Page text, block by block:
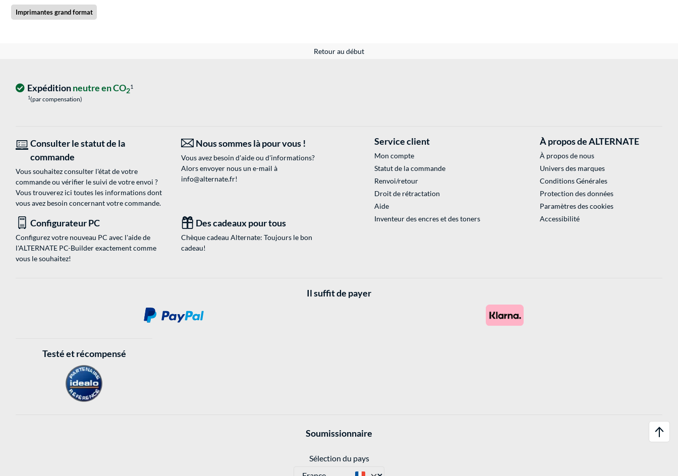
Imprimantes grand format
Retour au début
Expéditionneutre en CO21
1(par compensation)
Consulter le statut de la
commande
Vous souhaitez consulter l'état de votre
commande ou vérifier le suivi de votre envoi ?
Vous trouverez ici toutes les informations dont
vous avez besoin concernant votre commande.
Nous sommes là pour vous !
Vous avez besoin d'aide ou d'informations?
Alors envoyer nous un e-mail à
info@alternate.fr!
Configurateur PC
Configurez votre nouveau PC avec l'aide de
l'ALTERNATE PC-Builder exactement comme
vous le souhaitez!
Des cadeaux pour tous
Chèque cadeau Alternate: Toujours le bon
cadeau!
Service client
Mon compte
Statut de la commande
Renvoi/retour
Droit de rétractation
Aide
Inventeur des encres et des toners
À propos de ALTERNATE
À propos de nous
Univers des marques
Conditions Générales
Protection des données
Paramètres des cookies
Accessibilité
Il suffit de payer
Testé et récompensé
Soumissionnaire
Sélection du pays